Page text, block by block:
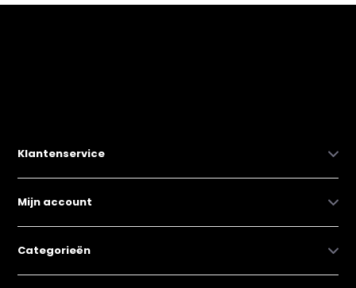
Klantenservice
Mijn account
Categorieën